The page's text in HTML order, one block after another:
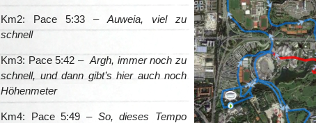
Km2: Pace 5:33 – Auweia, viel zu
schnell
Km3: Pace 5:42 –Argh, immer noch zu
schnell, und dann gibt’s hier auch noch
Höhenmeter
Km4: Pace 5:49 – So, dieses Tempo